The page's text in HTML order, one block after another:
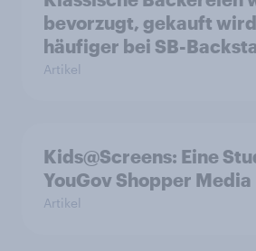
bevorzugt, gekauft
häufiger bei SB-
Artikel
Kids@Screens: Eine
YouGov Shopper Media
Artikel